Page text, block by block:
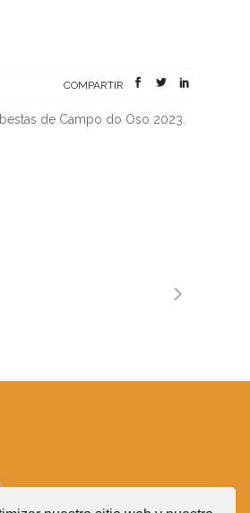
COMPARTIR
de Campo do Oso 2023.